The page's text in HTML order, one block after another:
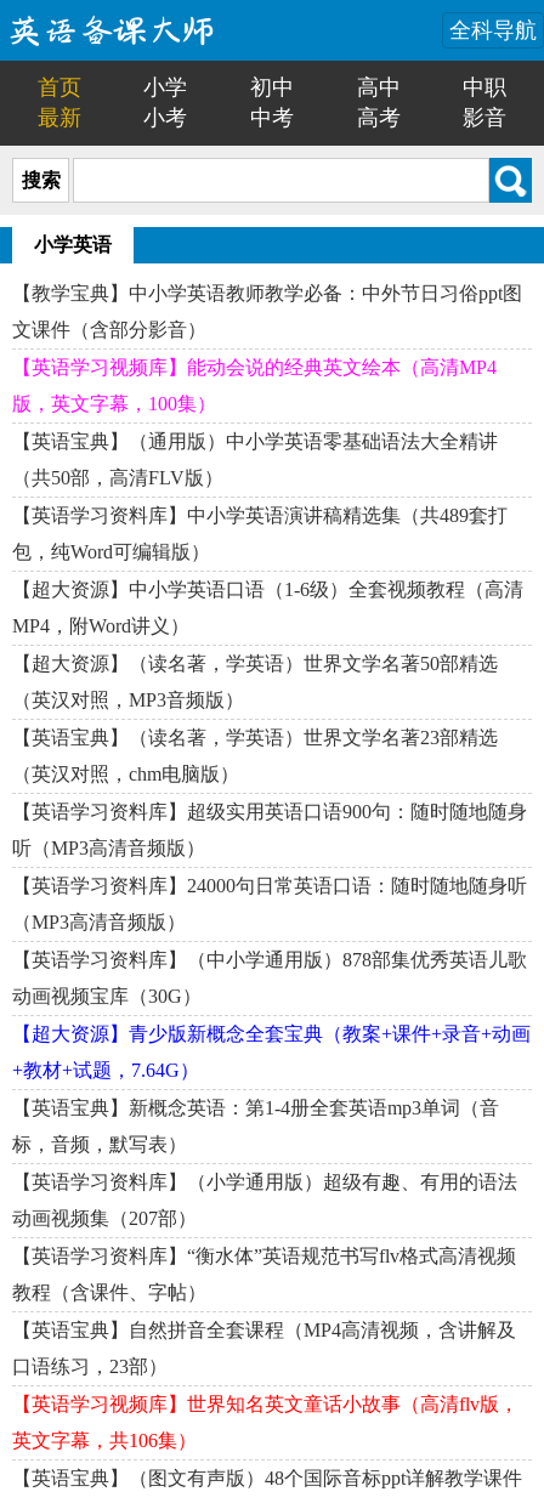
全科导航
首页 小学 初中 高中
中职
最新
小考 中考 高考 影音
搜索
小学英语
【教学宝典】中小学英语教师教学必备：中外节日习俗ppt图
文课件（含部分影音）
【英语学习视频库】能动会说的经典英文绘本（高清MP4
版，英文字幕，100集）
【英语宝典】（通用版）中小学英语零基础语法大全精讲
（共50部，高清FLV版）
【英语学习资料库】中小学英语演讲稿精选集（共489套打
包，纯Word可编辑版）
【超大资源】中小学英语口语（1-6级）全套视频教程（高清
MP4，附Word讲义）
【超大资源】（读名著，学英语）世界文学名著50部精选
（英汉对照，MP3音频版）
【英语宝典】（读名著，学英语）世界文学名著23部精选
（英汉对照，chm电脑版）
【英语学习资料库】超级实用英语口语900句：随时随地随身
听（MP3高清音频版）
【英语学习资料库】24000句日常英语口语：随时随地随身听
（MP3高清音频版）
【英语学习资料库】（中小学通用版）878部集优秀英语儿歌
动画视频宝库（30G）
【超大资源】青少版新概念全套宝典（教案+课件+录音+动画
+教材+试题，7.64G）
【英语宝典】新概念英语：第1-4册全套英语mp3单词（音
标，音频，默写表）
【英语学习资料库】（小学通用版）超级有趣、有用的语法
动画视频集（207部）
【英语学习资料库】“衡水体”英语规范书写flv格式高清视频
教程（含课件、字帖）
【英语宝典】自然拼音全套课程（MP4高清视频，含讲解及
口语练习，23部）
【英语学习视频库】世界知名英文童话小故事（高清flv版，
英文字幕，共106集）
【英语宝典】（图文有声版）48个国际音标ppt详解教学课件